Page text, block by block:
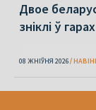
Двое
зніклі ў
08 ЖНІЎНЯ 2026